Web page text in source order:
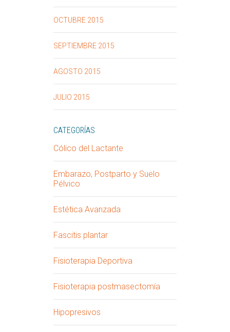
OCTUBRE 2015
SEPTIEMBRE 2015
AGOSTO 2015
JULIO 2015
CATEGORÍAS
Cólico del Lactante
Embarazo, Postparto y Suelo
Pélvico
Estética Avanzada
Fascitis plantar
Fisioterapia Deportiva
Fisioterapia postmasectomía
Hipopresivos